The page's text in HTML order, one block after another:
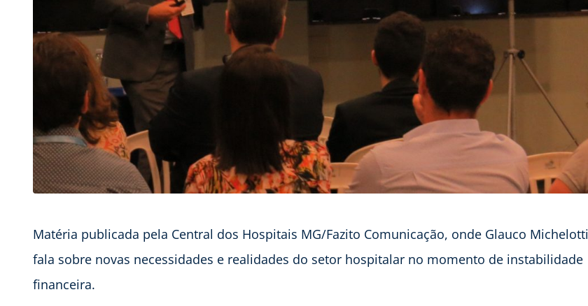
Matéria publicada pela Central dos Hospitais MG/Fazito Comunicação, onde Glauco Michelotti
fala sobre novas necessidades e realidades do setor hospitalar no momento de instabilidade
financeira.